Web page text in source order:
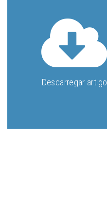
Descarregar artigo